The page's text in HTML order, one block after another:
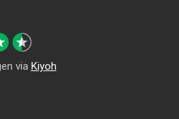
via Kiyoh